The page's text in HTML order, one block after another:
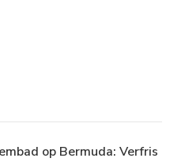
op Bermuda: Verfris